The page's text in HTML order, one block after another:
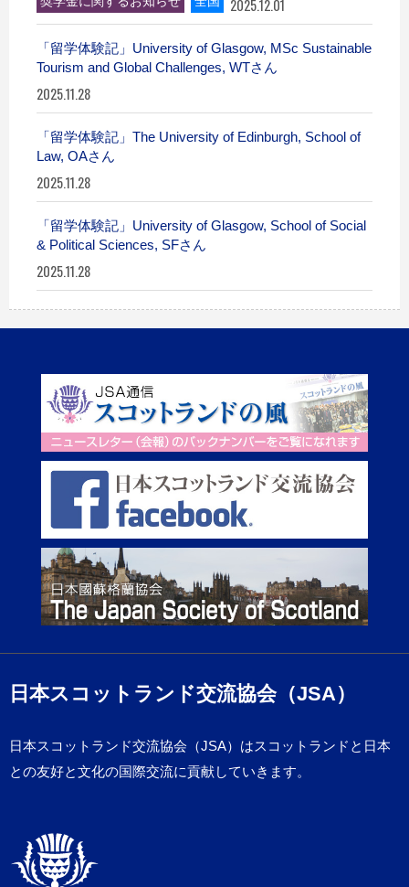
2025.12.01
「留学体験記」University of Glasgow, MSc Sustainable
Tourism and Global Challenges, WTさん
2025.11.28
「留学体験記」The University of Edinburgh, School of
Law, OAさん
2025.11.28
「留学体験記」University of Glasgow, School of Social
& Political Sciences, SFさん
2025.11.28
日本スコットランド交流協会（JSA）
日本スコットランド交流協会（JSA）はスコットランドと日本
との友好と文化の国際交流に貢献していきます。